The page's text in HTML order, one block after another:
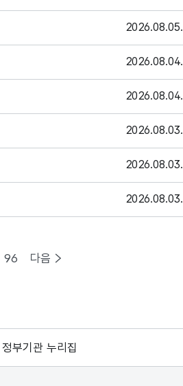
2026.08.05.
2026.08.04.
2026.08.04.
2026.08.03.
2026.08.03.
2026.08.03.
96 다음
정부기관 누리집